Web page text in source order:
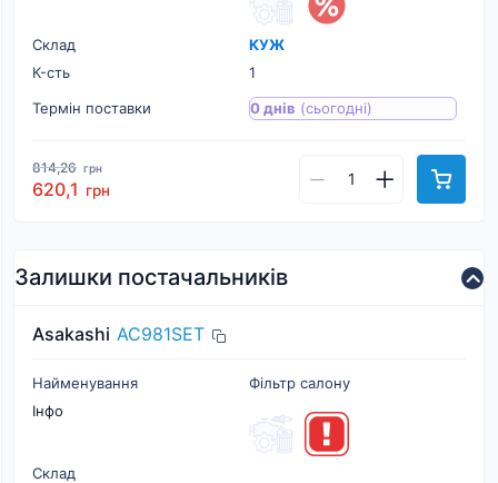
Склад
КУЖ
К-cть
1
Термін поставки
0 днів (сьогодні)
814,26 грн
620,1 грн
Залишки постачальників
Asakashi AC981SET
Найменування
Фільтр салону
Інфо
Склад